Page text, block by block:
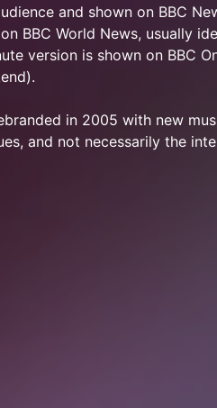
and shown on BBC
BBC World News, usually
version is shown on BBC
in 2005 with new
and not necessarily the